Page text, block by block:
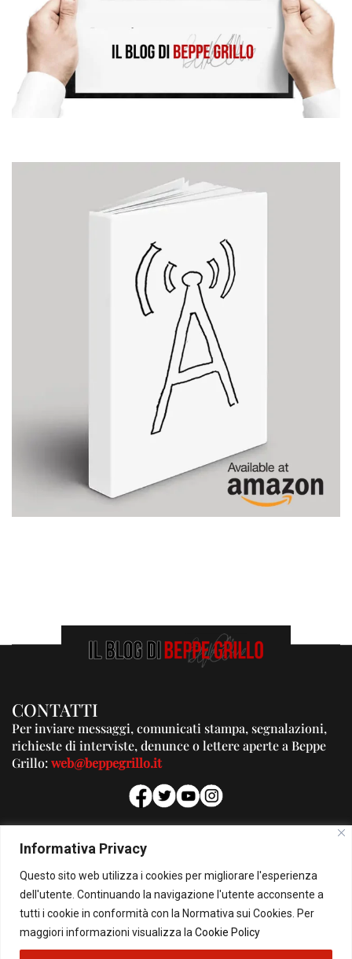
Informativa Privacy
Questo sito web utilizza i cookies per migliorare l'esperienza
dell'utente. Continuando la navigazione l'utente acconsente a
tutti i cookie in conformità con la Normativa sui Cookies. Per
maggiori informazioni visualizza la Cookie Policy
CONTATTI
Per inviare messaggi, comunicati stampa, segnalazioni,
richieste di interviste, denunce o lettere aperte a Beppe
Grillo:web@beppegrillo.it
PUBBLICITA'
Per la tua pubblicità su questo Blog:
pubblicita@beppegrillo.it